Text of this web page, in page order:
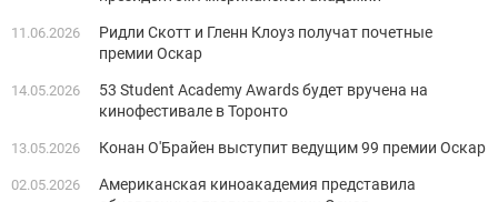
11.06.2026
Ридли Скотт и Гленн Клоуз получат почетные
премии Оскар
14.05.2026
53 Student Academy Awards будет вручена на
кинофестивале в Торонто
13.05.2026 Конан О'Брайен выступит ведущим 99 премии Оскар
02.05.2026
Американская киноакадемия представила